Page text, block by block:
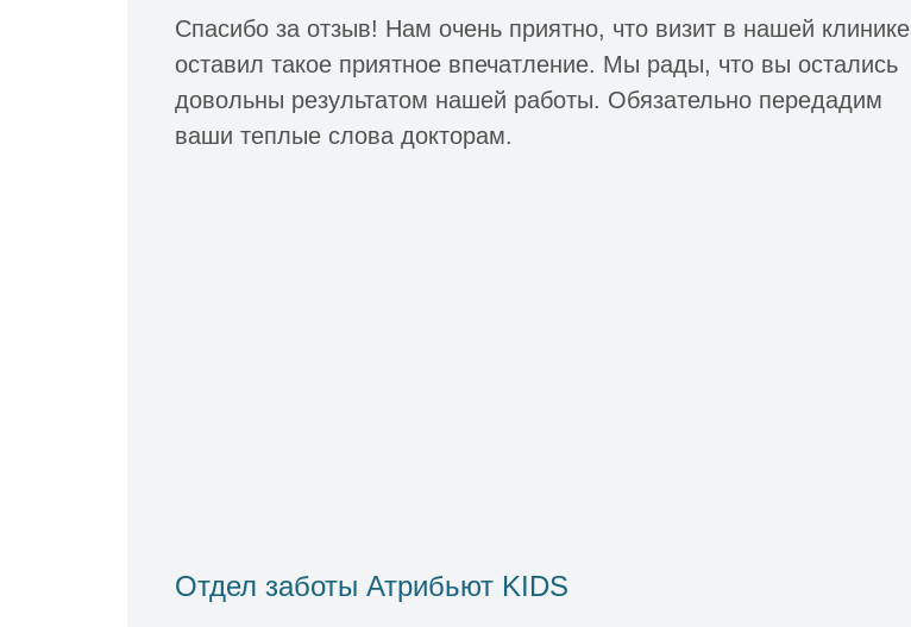
Спасибо за отзыв! Нам очень приятно, что визит в нашей клинике
оставил такое приятное впечатление. Мы рады, что вы остались
довольны результатом нашей работы. Обязательно передадим
ваши теплые слова докторам.
Отдел заботы Атрибьют KIDS